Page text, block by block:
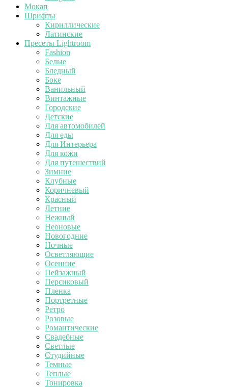
Мокап
Шрифты
Кириллические
Латинские
Пресеты Lightroom
Fashion
Белые
Бледный
Боке
Ванильный
Винтажные
Городские
Детские
Для автомобилей
Для еды
Для Интерьера
Для кожи
Для путешествий
Зимние
Клубные
Коричневый
Красный
Летние
Нежный
Неоновые
Новогодние
Ночные
Осветляющие
Осенние
Пейзажный
Персиковый
Пленка
Портретные
Ретро
Розовые
Романтические
Свадебные
Светлые
Студийные
Темные
Теплые
Тонировка